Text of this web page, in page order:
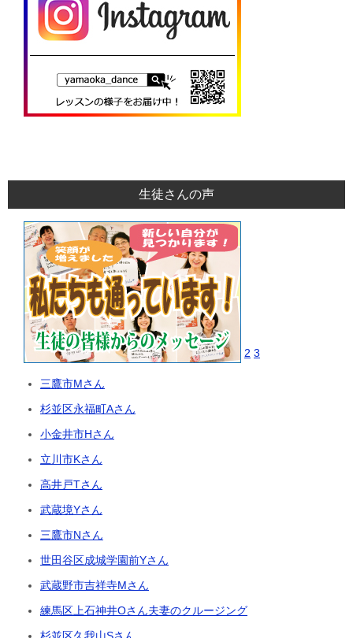
生徒さんの声
2 3
三鷹市Mさん
杉並区永福町Aさん
小金井市Hさん
立川市Kさん
高井戸Tさん
武蔵境Yさん
三鷹市Nさん
世田谷区成城学園前Yさん
武蔵野市吉祥寺Mさん
練馬区上石神井Oさん夫妻のクルージング